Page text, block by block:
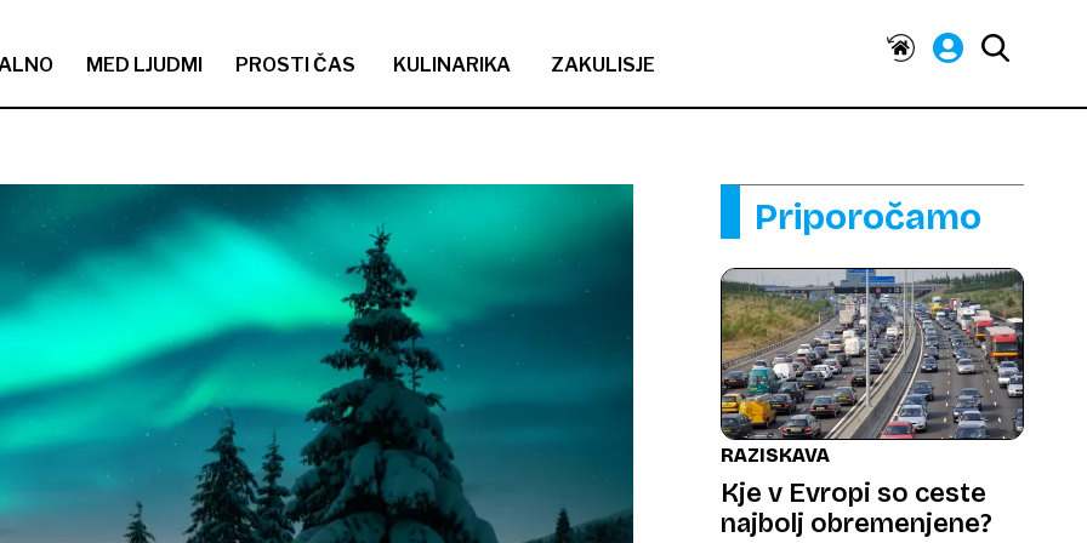
MED LJUDMI PROSTI ČAS KULINARIKA ZAKULISJE
Priporočamo
RAZISKAVA
Kje v Evropi so ceste
najbolj obremenjene?